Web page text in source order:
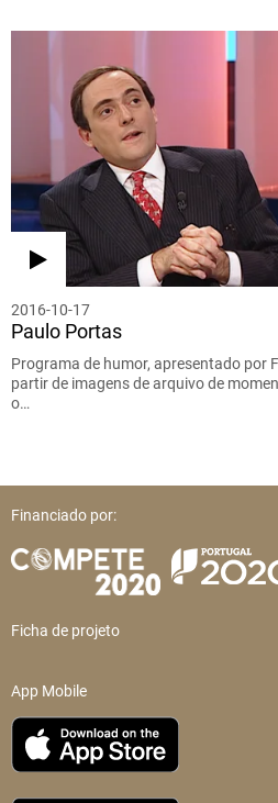
2016-10-17
Paulo Portas
Programa de humor, apresentado por
partir de imagens de arquivo de
o…
Financiado por:
Ficha de projeto
App Mobile